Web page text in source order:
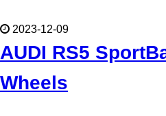
2023-12-09
AUDI RS5
Wheels